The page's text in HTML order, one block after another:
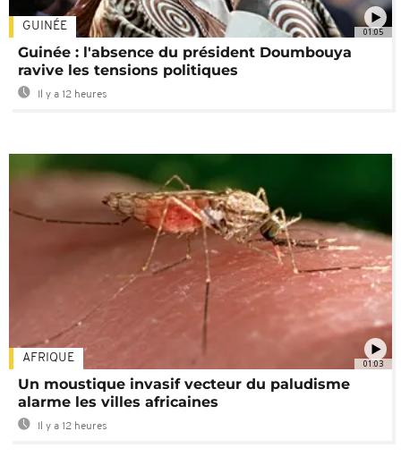
01:05
GUINÉE
Guinée : l'absence du président Doumbouya
ravive les tensions politiques
Il y a 12 heures
01:03
AFRIQUE
Un moustique invasif vecteur du paludisme
alarme les villes africaines
Il y a 12 heures